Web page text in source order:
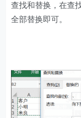
查找和替换，在查
全部替换即可。